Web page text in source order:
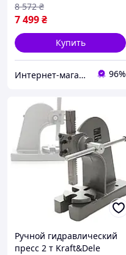
7 499₴
8 572 ₴
Купить
Интернет-магазин kilowat.in.ua 96%
Ручной гидравлический
пресс 2 т Kraft&Dele